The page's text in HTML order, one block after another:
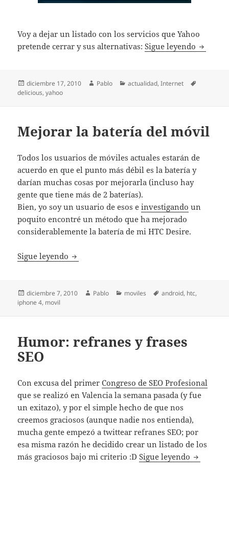
Voy a dejar un listado con los servicios que Yahoo
pretende cerrar y sus alternativas:Sigue leyendo Yahoo
Publicado
el
diciembre 17, 2010 Autor
Pablo Categorías
actualidad,Internet
delicious,yahoo
Mejorar la batería del móvil
Todos los usuarios de móviles actuales estarán de
acuerdo en que el punto más débil es la batería y
darían muchas cosas por mejorarla (incluso hay
gente que tiene más de 2 baterías).
Bien, yo soy un usuario de esos einvestigando un
poquito encontré un método que ha mejorado
considerablemente la batería de mi HTC Desire.
Sigue leyendo Mejorar la batería del móvil
Publicado
el
diciembre 7, 2010 Autor
Pablo Categorías
moviles Etiquetas
android, htc,
iphone 4, movil
Humor: refranes y frases
SEO
Con excusa del primerCongreso de SEO Profesional
que se realizó en Valencia la semana pasada (y fue
un exitazo), y por el simple hecho de que nos
creemos graciosos (aunque nadie nos entienda),
mucha gente empezó a twittear refranes SEO; por
esa misma razón he decidido crear un listado de los
más graciosos bajo mi criterio :DSigue leyendo Humor: